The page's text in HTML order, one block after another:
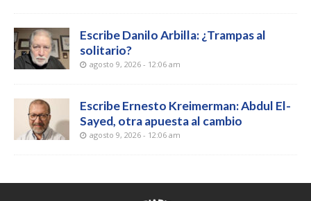
Escribe Danilo Arbilla: ¿Trampas al
solitario?
agosto 9, 2026 - 12:06 am
Escribe Ernesto Kreimerman: Abdul El-
Sayed, otra apuesta al cambio
agosto 9, 2026 - 12:06 am